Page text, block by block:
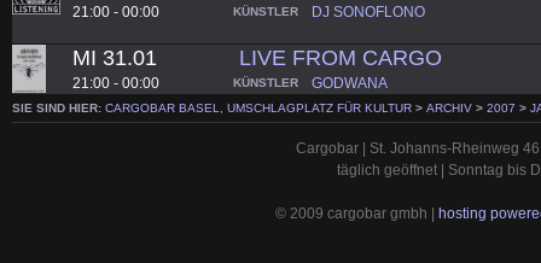
21:00 - 00:00 KÜNSTLER DJ SONOFLONO
MI 31.01
21:00 - 00:00
LIVE FROM CARGO
KÜNSTLER GODWANA
SIE SIND HIER: CARGOBAR BASEL, UMSCHLAGPLATZ FÜR KULTUR > ARCHIV > 2007 >
Cargobar | St. Johanns-Rheinweg
täglich geöffnet | Sonntag bis
© 2009 cargobar gmbh | hosting